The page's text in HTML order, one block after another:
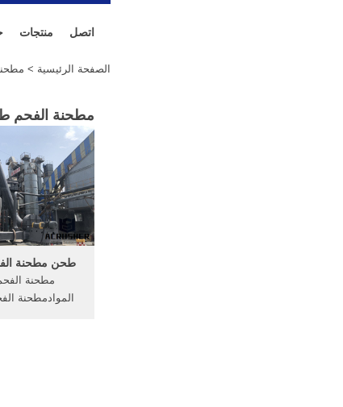
منتجات اتصل
الصفحة الرئيسية >
مطحنة الفحم
طحن مطحنة
مطحنة
الموادمطحنة